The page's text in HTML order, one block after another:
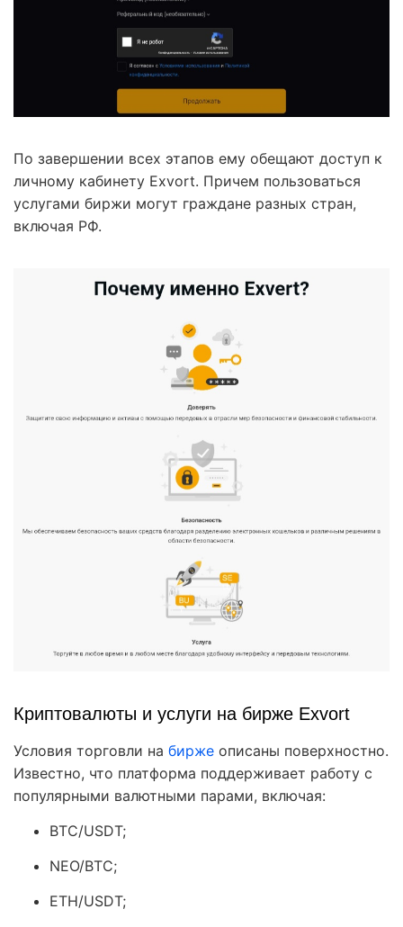
По завершении всех этапов ему обещают доступ к
личному кабинету Exvort. Причем пользоваться
услугами биржи могут граждане разных стран,
включая РФ.
Криптовалюты и услуги на бирже Exvort
Условия торговли на бирже описаны поверхностно.
Известно, что платформа поддерживает работу с
популярными валютными парами, включая:
BTC/USDT;
NEO/BTC;
ETH/USDT;